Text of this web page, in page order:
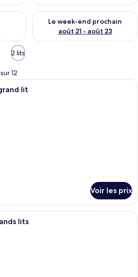
ce week-end août 14 - août 16
Le week-end prochain
août 21 - août 23
Vérifier la disponibilité pour
2 lits
12
Une chambre d’hôtel moderne
lit
Voir les prix
Une chambre d’hôtel avec deux lits,
lits